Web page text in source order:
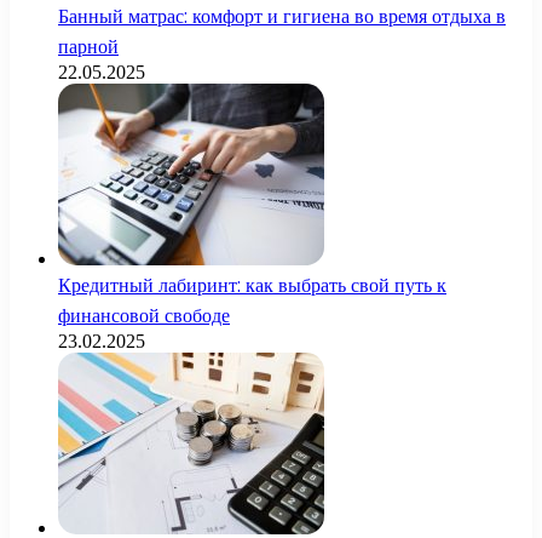
Банный матрас: комфорт и гигиена во время отдыха в
парной
22.05.2025
Кредитный лабиринт: как выбрать свой путь к
финансовой свободе
23.02.2025